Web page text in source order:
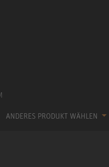
ANDERES PRODUKT WÄHLEN